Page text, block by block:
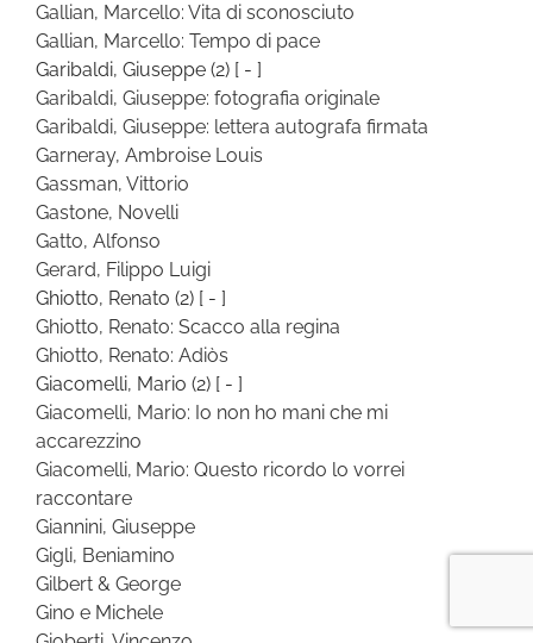
Gallian, Marcello: Vita di sconosciuto
Gallian, Marcello: Tempo di pace
Garibaldi, Giuseppe (2) [ - ]
Garibaldi, Giuseppe: fotografia originale
Garibaldi, Giuseppe: lettera autografa firmata
Garneray, Ambroise Louis
Gassman, Vittorio
Gastone, Novelli
Gatto, Alfonso
Gerard, Filippo Luigi
Ghiotto, Renato (2) [ - ]
Ghiotto, Renato: Scacco alla regina
Ghiotto, Renato: Adiòs
Giacomelli, Mario (2) [ - ]
Giacomelli, Mario: Io non ho mani che mi
accarezzino
Giacomelli, Mario: Questo ricordo lo vorrei
raccontare
Giannini, Giuseppe
Gigli, Beniamino
Gilbert & George
Gino e Michele